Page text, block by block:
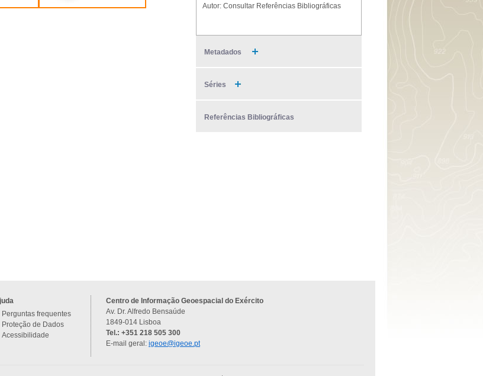
Autor: Consultar Referências Bibliográficas
Metadados
Séries
Referências Bibliográficas
Perguntas frequentes
Proteção de Dados
Acessibilidade
Centro de Informação Geoespacial do Exército
Av. Dr. Alfredo Bensaúde
1849-014 Lisboa
Tel.: +351 218 505 300
E-mail geral: igeoe@igeoe.pt